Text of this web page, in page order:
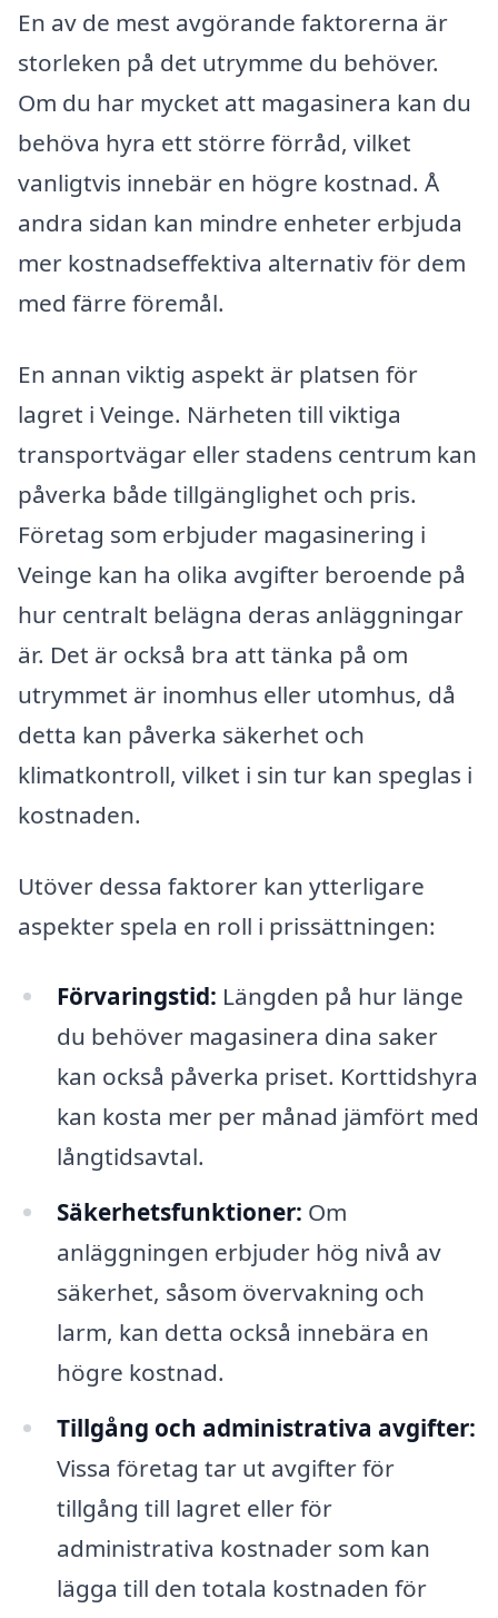
En av de mest avgörande faktorerna är
storleken på det utrymme du behöver.
Om du har mycket att magasinera kan du
behöva hyra ett större förråd, vilket
vanligtvis innebär en högre kostnad. Å
andra sidan kan mindre enheter erbjuda
mer kostnadseffektiva alternativ för dem
med färre föremål.
En annan viktig aspekt är platsen för
lagret i Veinge. Närheten till viktiga
transportvägar eller stadens centrum kan
påverka både tillgänglighet och pris.
Företag som erbjuder magasinering i
Veinge kan ha olika avgifter beroende på
hur centralt belägna deras anläggningar
är. Det är också bra att tänka på om
utrymmet är inomhus eller utomhus, då
detta kan påverka säkerhet och
klimatkontroll, vilket i sin tur kan speglas i
kostnaden.
Utöver dessa faktorer kan ytterligare
aspekter spela en roll i prissättningen:
Förvaringstid: Längden på hur länge
du behöver magasinera dina saker
kan också påverka priset. Korttidshyra
kan kosta mer per månad jämfört med
långtidsavtal.
Säkerhetsfunktioner: Om
anläggningen erbjuder hög nivå av
säkerhet, såsom övervakning och
larm, kan detta också innebära en
högre kostnad.
Tillgång och administrativa avgifter:
Vissa företag tar ut avgifter för
tillgång till lagret eller för
administrativa kostnader som kan
lägga till den totala kostnaden för